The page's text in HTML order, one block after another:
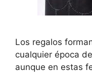
Los regalos
cualquier época
aunque en estas